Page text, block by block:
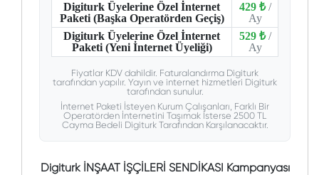
Digiturk Üyelerine Özel İnternet
Paketi (Başka Operatörden Geçiş)
429 ₺ /
Ay
Digiturk Üyelerine Özel İnternet
Paketi (Yeni İnternet Üyeliği)
529 ₺ /
Ay
Fiyatlar KDV dahildir. Faturalandırma Digiturk
tarafından yapılır. Yayın ve internet hizmetleri Digiturk
tarafından sunulur.
İnternet Paketi İsteyen Kurum Çalışanları, Farklı Bir
Operatörden İnternetini Taşımak İsterse 2500 TL
Cayma Bedeli Digiturk Tarafından Karşılanacaktır.
Digiturk İNŞAAT İŞÇİLERİ SENDİKASI Kampanyası